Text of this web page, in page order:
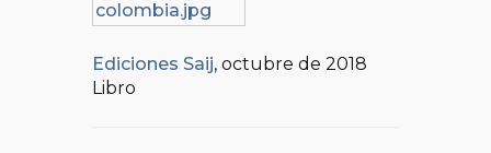
Ediciones Saij, octubre de 2018
Libro